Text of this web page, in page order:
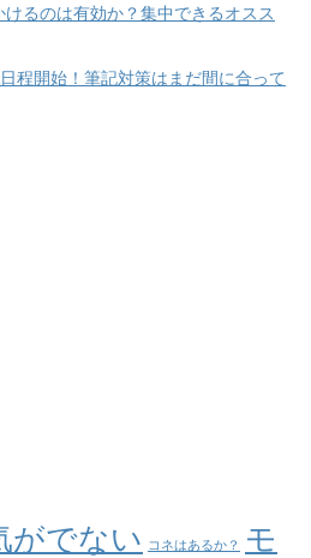
るのは有効か？集中できるオスス
程開始！筆記対策はまだ間に合って
がでない コネはあるか？
モ